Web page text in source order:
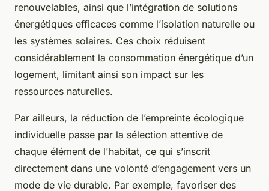
renouvelables, ainsi que l’intégration de solutions
énergétiques efficaces comme l’isolation naturelle ou
les systèmes solaires. Ces choix réduisent
considérablement la consommation énergétique d’un
logement, limitant ainsi son impact sur les
ressources naturelles.
Par ailleurs, la réduction de l’empreinte écologique
individuelle passe par la sélection attentive de
chaque élément de l'habitat, ce qui s’inscrit
directement dans une volonté d’engagement vers un
mode de vie durable. Par exemple, favoriser des